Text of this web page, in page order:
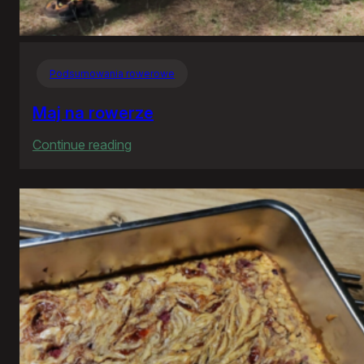
Podsumowania rowerowe
Maj na rowerze
Continue reading
na
rowerze